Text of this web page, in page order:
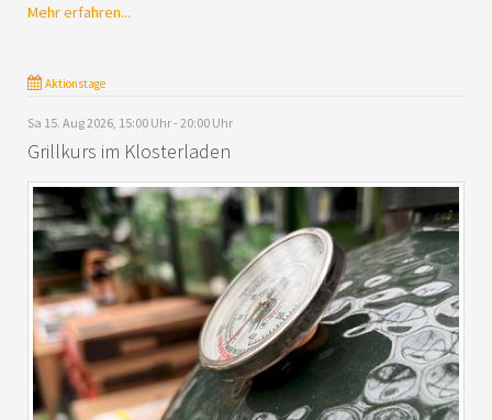
Mehr erfahren...
Aktionstage
Sa 15. Aug 2026, 15:00 Uhr - 20:00 Uhr
Grillkurs im Klosterladen